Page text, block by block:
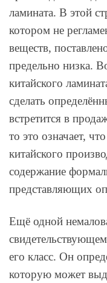
ламината. В этой
котором не
веществ,
предельно низка.
китайского
сделать
встретится в
то это означает,
китайского
содержание
представляющих
Ещё одной
его класс. Он
которую может